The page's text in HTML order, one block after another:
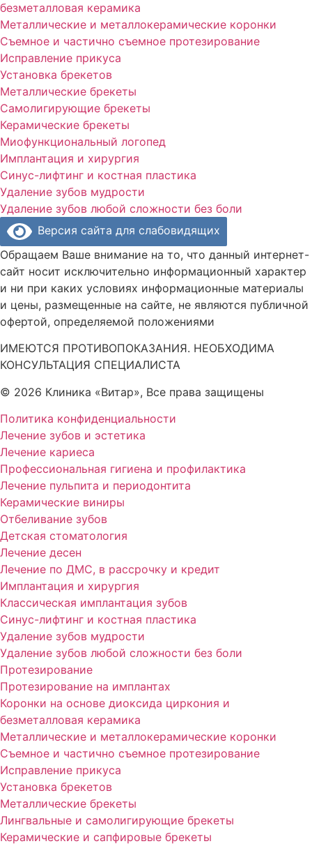
безметалловая керамика
Металлические и металлокерамические коронки
Съемное и частично съемное протезирование
Исправление прикуса
Установка брекетов
Металлические брекеты
Cамолигирующие брекеты
Керамические брекеты
Миофункциональный логопед
Имплантация и хирургия
Синус-лифтинг и костная пластика
Удаление зубов мудрости
Удаление зубов любой сложности без боли
Версия сайта для слабовидящих
Обращаем Ваше внимание на то, что данный интернет-
сайт носит исключительно информационный характер
и ни при каких условиях информационные материалы
и цены, размещенные на сайте, не являются публичной
офертой, определяемой положениями
ИМЕЮТСЯ ПРОТИВОПОКАЗАНИЯ. НЕОБХОДИМА
КОНСУЛЬТАЦИЯ СПЕЦИАЛИСТА
© 2026 Клиника «Витар», Все права защищены
Политика конфиденциальности
Лечение зубов и эстетика
Лечение кариеса
Профессиональная гигиена и профилактика
Лечение пульпита и периодонтита
Керамические виниры
Отбеливание зубов
Детская стоматология
Лечение десен
Лечение по ДМС, в рассрочку и кредит
Имплантация и хирургия
Классическая имплантация зубов
Синус-лифтинг и костная пластика
Удаление зубов мудрости
Удаление зубов любой сложности без боли
Протезирование
Протезирование на имплантах
Коронки на основе диоксида циркония и
безметалловая керамика
Металлические и металлокерамические коронки
Съемное и частично съемное протезирование
Исправление прикуса
Установка брекетов
Металлические брекеты
Лингвальные и самолигирующие брекеты
Керамические и сапфировые брекеты